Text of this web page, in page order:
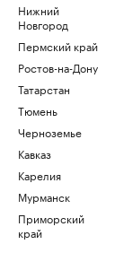
Нижний
Новгород
Пермский край
Ростов-на-Дону
Татарстан
Тюмень
Черноземье
Кавказ
Карелия
Мурманск
Приморский
край